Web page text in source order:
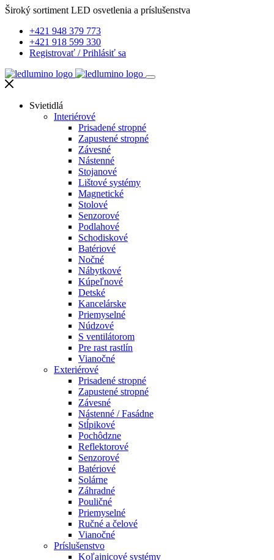
Široký sortiment LED osvetlenia a príslušenstva
+421 948 379 773
+421 918 599 330
Registrovať /Prihlásiť sa
Svietidlá
Interiérové
Prisadené stropné
Zapustené stropné
Závesné
Nástenné
Stojanové
Lištové systémy
Magnetické
Stolové
Senzorové
Podlahové
Schodiskové
Batériové
Nočné
Nábytkové
Kúpeľnové
Detské
Kancelárske
Priemyselné
Núdzové
S ventilátorom
Pre rast rastlín
Vianočné
Exteriérové
Prisadené stropné
Zapustené stropné
Závesné
Nástenné / Fasádne
Stĺpikové
Pochôdzne
Reflektorové
Senzorové
Batériové
Solárne
Záhradné
Pouličné
Priemyselné
Ručné a čelové
Vianočné
Príslušenstvo
Koľajnicové systémy